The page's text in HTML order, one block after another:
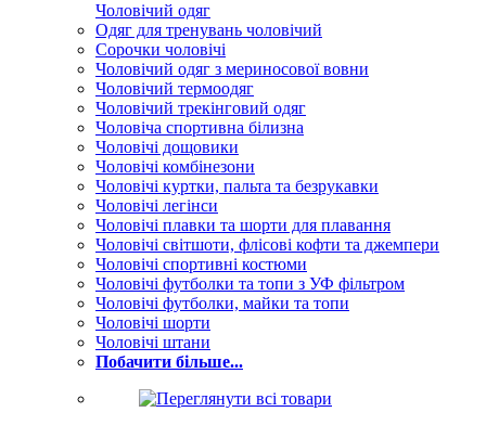
Чоловічий одяг
Одяг для тренувань чоловічий
Сорочки чоловічі
Чоловічий одяг з мериносової вовни
Чоловічий термоодяг
Чоловічий трекінговий одяг
Чоловіча спортивна білизна
Чоловічі дощовики
Чоловічі комбінезони
Чоловічі куртки, пальта та безрукавки
Чоловічі легінси
Чоловічі плавки та шорти для плавання
Чоловічі світшоти, флісові кофти та джемпери
Чоловічі спортивні костюми
Чоловічі футболки та топи з УФ фільтром
Чоловічі футболки, майки та топи
Чоловічі шорти
Чоловічі штани
Побачити більше...